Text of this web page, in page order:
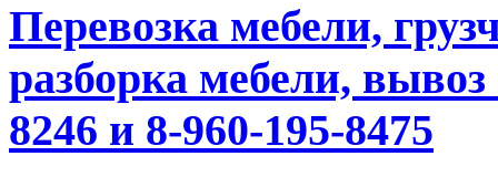
Перевозка мебели,
разборка мебели,
8246 и 8-960-195-8475